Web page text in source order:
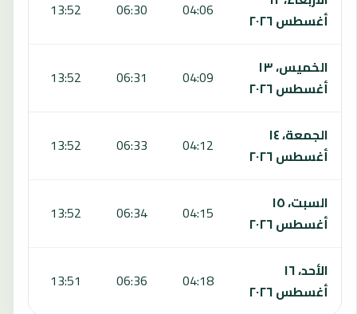
أغسطس ٢٠٢٦
04:06
06:30
13:52
الخميس، ١٣
أغسطس ٢٠٢٦
04:09
06:31
13:52
الجمعة، ١٤
أغسطس ٢٠٢٦
04:12
06:33
13:52
السبت، ١٥
أغسطس ٢٠٢٦
04:15
06:34
13:52
الأحد، ١٦
أغسطس ٢٠٢٦
04:18
06:36
13:51